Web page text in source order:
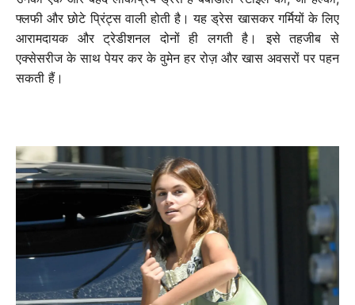
फ्लफी और छोटे प्रिंट्स वाली होती है। यह ड्रेस खासकर गर्मियों के लिए
आरामदायक और ट्रेडीशनल दोनों ही लगती है। इसे तहजीब से
एक्सेसरीज के साथ पेयर कर के वुमेन हर रोज़ और खास अवसरों पर पहन
सकती हैं।